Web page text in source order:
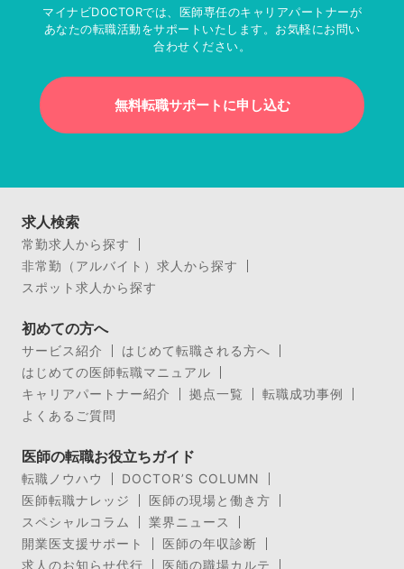
マイナビDOCTORでは、医師専任のキャリアパートナーが
あなたの転職活動をサポートいたします。お気軽にお問い
合わせください。
無料転職サポートに申し込む
求人検索
常勤求人から探す
非常勤（アルバイト）求人から探す
スポット求人から探す
初めての方へ
サービス紹介
はじめて転職される方へ
はじめての医師転職マニュアル
キャリアパートナー紹介
拠点一覧
転職成功事例
よくあるご質問
医師の転職お役立ちガイド
転職ノウハウ
DOCTOR’S COLUMN
医師転職ナレッジ
医師の現場と働き方
スペシャルコラム
業界ニュース
開業医支援サポート
医師の年収診断
求人のお知らせ代行
医師の職場カルテ